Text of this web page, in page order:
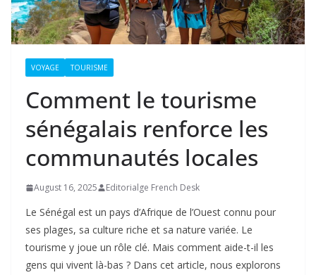
VOYAGE TOURISME
Comment le tourisme
sénégalais renforce les
communautés locales
August 16, 2025 Editorialge French Desk
Le Sénégal est un pays d’Afrique de l’Ouest connu pour
ses plages, sa culture riche et sa nature variée. Le
tourisme y joue un rôle clé. Mais comment aide-t-il les
gens qui vivent là-bas ? Dans cet article, nous explorons